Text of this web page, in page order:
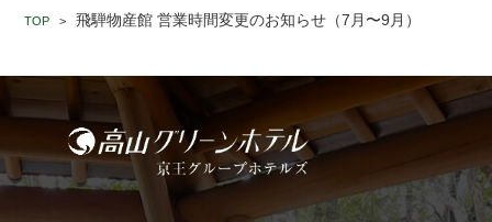
TOP > 飛騨物産館 営業時間変更のお知らせ（7月〜9月）